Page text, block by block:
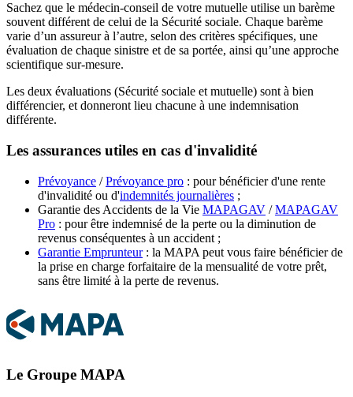
Sachez que le médecin-conseil de votre mutuelle utilise un barème
souvent différent de celui de la Sécurité sociale. Chaque barème
varie d’un assureur à l’autre, selon des critères spécifiques, une
évaluation de chaque sinistre et de sa portée, ainsi qu’une approche
scientifique sur-mesure.
Les deux évaluations (Sécurité sociale et mutuelle) sont à bien
différencier, et donneront lieu chacune à une indemnisation
différente.
Les assurances utiles en cas d'invalidité
Prévoyance /Prévoyance pro : pour bénéficier d'une rente
d'invalidité ou d'indemnités journalières ;
Garantie des Accidents de la Vie MAPAGAV /MAPAGAV
Pro : pour être indemnisé de la perte ou la diminution de
revenus conséquentes à un accident ;
Garantie Emprunteur: la MAPA peut vous faire bénéficier de
la prise en charge forfaitaire de la mensualité de votre prêt,
sans être limité à la perte de revenus.
Le Groupe MAPA